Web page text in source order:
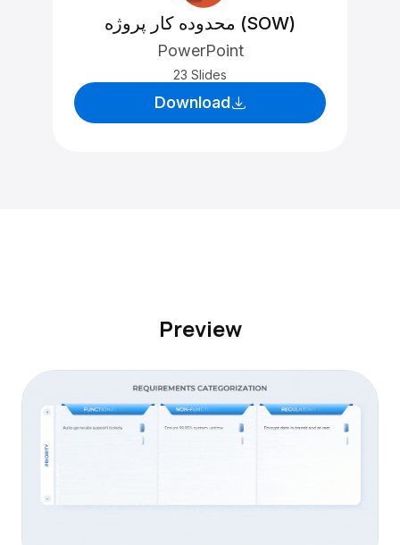
محدوده کار پروژه (SOW)
PowerPoint
23 Slides
Download
Preview